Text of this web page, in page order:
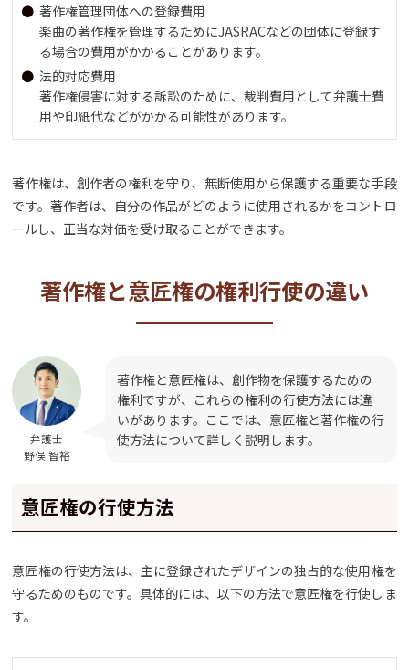
著作権管理団体への登録費用
楽曲の著作権を管理するためにJASRACなどの団体に登録す
る場合の費用がかかることがあります。
法的対応費用
著作権侵害に対する訴訟のために、裁判費用として弁護士費
用や印紙代などがかかる可能性があります。
著作権は、創作者の権利を守り、無断使用から保護する重要な手段
です。著作者は、自分の作品がどのように使用されるかをコントロ
ールし、正当な対価を受け取ることができます。
著作権と意匠権の権利行使の違い
弁護士
野俣 智裕
著作権と意匠権は、創作物を保護するための
権利ですが、これらの権利の行使方法には違
いがあります。ここでは、意匠権と著作権の行
使方法について詳しく説明します。
意匠権の行使方法
意匠権の行使方法は、主に登録されたデザインの独占的な使用権を
守るためのものです。具体的には、以下の方法で意匠権を行使しま
す。